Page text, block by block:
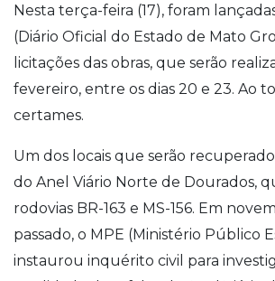
Nesta terça-feira (17), foram
(Diário Oficial do Estado de Mato
licitações das obras, que serão
fevereiro, entre os dias 20 e 23. Ao
certames.
Um dos locais que serão
do Anel Viário Norte de Dourados,
rodovias BR-163 e MS-156. Em
passado, o MPE (Ministério Público
instaurou inquérito civil para